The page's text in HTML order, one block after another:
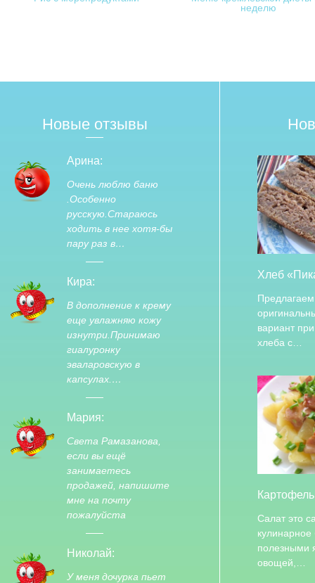
неделю
Новые отзывы
Арина:
Очень люблю баню
.Особенно
русскую.Стараюсь
ходить в нее хотя-бы
пару раз в…
Кира:
В дополнение к крему
еще увлажняю кожу
изнутри.Принимаю
гиалуронку
эваларовскую в
капсулах.…
Мария:
Света Рамазанова,
если вы ещё
занимаетесь
продажей, напишите
мне на почту
пожалуйста
Николай:
У меня дочурка пьет
Хлеб
вариант
хлеба с…
Салат это
полезными
овощей,…